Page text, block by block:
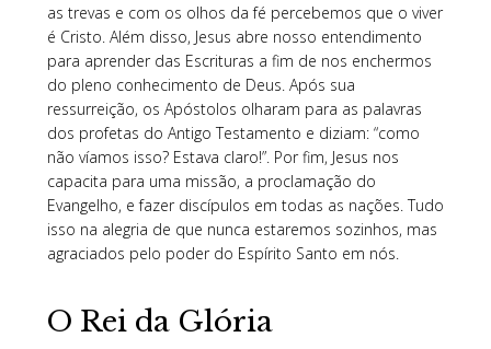
as trevas e com os olhos da fé percebemos que o viver
é Cristo. Além disso, Jesus abre nosso entendimento
para aprender das Escrituras a fim de nos enchermos
do pleno conhecimento de Deus. Após sua
ressurreição, os Apóstolos olharam para as palavras
dos profetas do Antigo Testamento e diziam: “como
não víamos isso? Estava claro!”. Por fim, Jesus nos
capacita para uma missão, a proclamação do
Evangelho, e fazer discípulos em todas as nações. Tudo
isso na alegria de que nunca estaremos sozinhos, mas
agraciados pelo poder do Espírito Santo em nós.
O Rei da Glória